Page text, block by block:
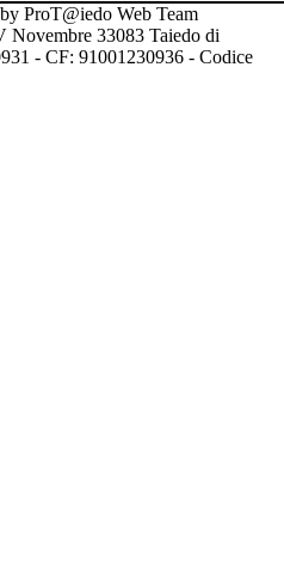
ProT@iedo Web Team
Novembre 33083 Taiedo di
- CF: 91001230936 - Codice